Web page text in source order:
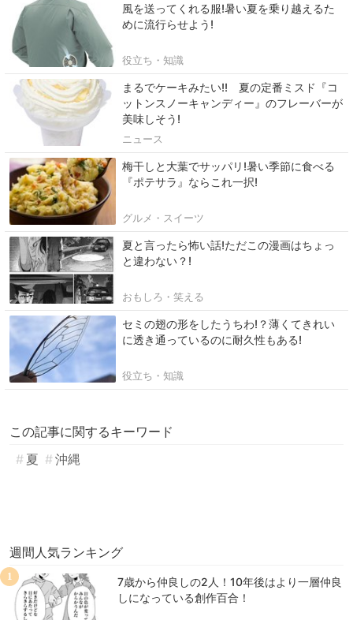
風を送ってくれる服!暑い夏を乗り越えるた
めに流行らせよう!
役立ち・知識
まるでケーキみたい!! 夏の定番ミスド『コ
ットンスノーキャンディー』のフレーバーが
美味しそう!
ニュース
梅干しと大葉でサッパリ!暑い季節に食べる
『ポテサラ』ならこれ一択!
グルメ・スイーツ
夏と言ったら怖い話!ただこの漫画はちょっ
と違わない？!
おもしろ・笑える
セミの翅の形をしたうちわ!？薄くてきれい
に透き通っているのに耐久性もある!
役立ち・知識
この記事に関するキーワード
夏
沖縄
週間人気ランキング
7歳から仲良しの2人！10年後はより一層仲良
しになっている創作百合！
1